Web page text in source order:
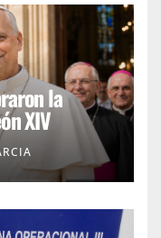
la
XIV